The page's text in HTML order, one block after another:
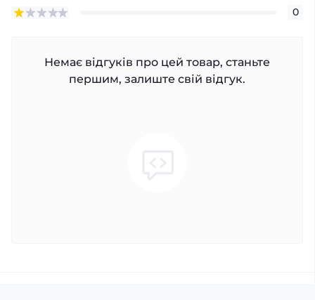
0
Немає відгуків про цей товар, станьте
першим, залиште свій відгук.